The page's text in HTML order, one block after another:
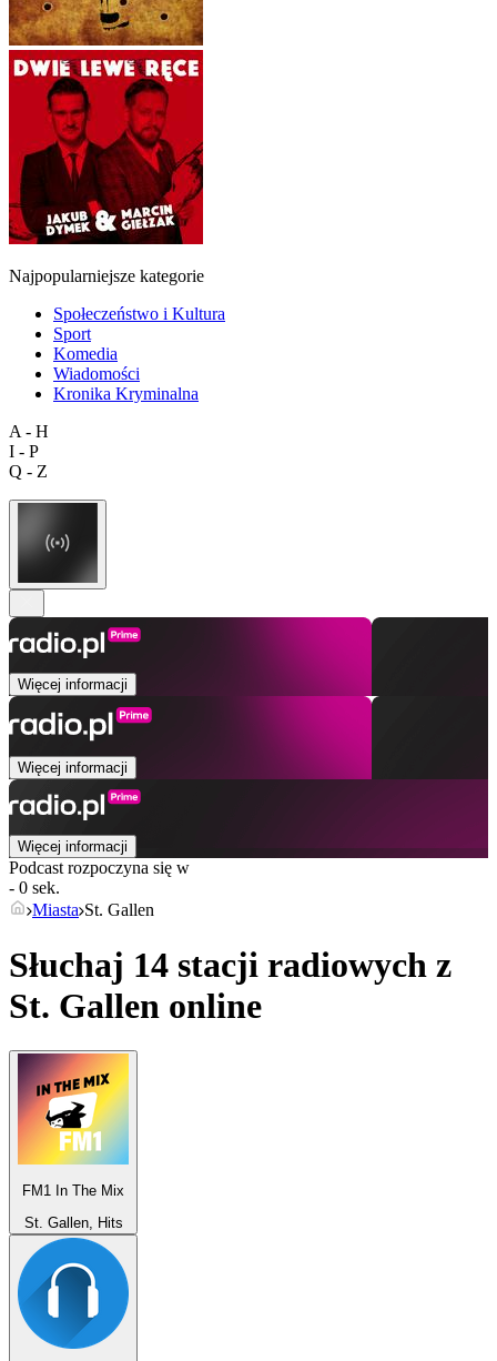
Najpopularniejsze kategorie
Społeczeństwo i Kultura
Sport
Komedia
Wiadomości
Kronika Kryminalna
A - H
I - P
Q - Z
Więcej informacji
Więcej informacji
Więcej informacji
Podcast rozpoczyna się w
- 0 sek.
Miasta St. Gallen
Słuchaj 14 stacji radiowych z
St. Gallen online
FM1 In The Mix
St. Gallen, Hits